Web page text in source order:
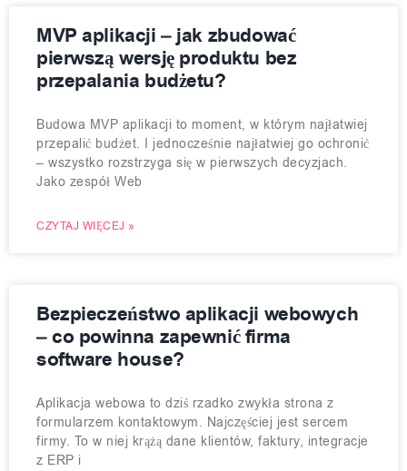
MVP aplikacji – jak zbudować
pierwszą wersję produktu bez
przepalania budżetu?
Budowa MVP aplikacji to moment, w którym najłatwiej
przepalić budżet. I jednocześnie najłatwiej go ochronić
– wszystko rozstrzyga się w pierwszych decyzjach.
Jako zespół Web
CZYTAJ WIĘCEJ »
Bezpieczeństwo aplikacji webowych
– co powinna zapewnić firma
software house?
Aplikacja webowa to dziś rzadko zwykła strona z
formularzem kontaktowym. Najczęściej jest sercem
firmy. To w niej krążą dane klientów, faktury, integracje
z ERP i